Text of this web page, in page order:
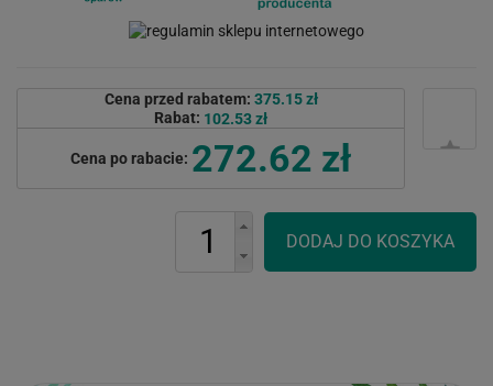
Cena przed rabatem: 375.15 zł
Rabat: 102.53 zł
Cena po rabacie: 272.62 zł